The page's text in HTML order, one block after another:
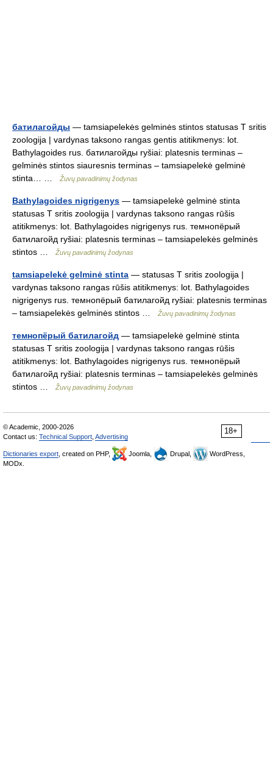
батилагойды — tamsiapelekės gelminės stintos statusas T sritis
zoologija | vardynas taksono rangas gentis atitikmenys: lot.
Bathylagoides rus. батилагойды ryšiai: platesnis terminas –
gelminės stintos siauresnis terminas – tamsiapelekė gelminė
stinta… …
Žuvų pavadinimų žodynas
Bathylagoides nigrigenys — tamsiapelekė gelminė stinta
statusas T sritis zoologija | vardynas taksono rangas rūšis
atitikmenys: lot. Bathylagoides nigrigenys rus. темнопёрый
батилагойд ryšiai: platesnis terminas – tamsiapelekės gelminės
stintos …
Žuvų pavadinimų žodynas
tamsiapelekė gelminė stinta — statusas T sritis zoologija |
vardynas taksono rangas rūšis atitikmenys: lot. Bathylagoides
nigrigenys rus. темнопёрый батилагойд ryšiai: platesnis terminas
– tamsiapelekės gelminės stintos …
Žuvų pavadinimų žodynas
темнопёрый батилагойд — tamsiapelekė gelminė stinta
statusas T sritis zoologija | vardynas taksono rangas rūšis
atitikmenys: lot. Bathylagoides nigrigenys rus. темнопёрый
батилагойд ryšiai: platesnis terminas – tamsiapelekės gelminės
stintos …
Žuvų pavadinimų žodynas
18+
© Academic, 2000-2026
Contact us: Technical Support Advertising
Dictionaries export , created on PHP, Joomla, Drupal,
WordPress,
MODx.